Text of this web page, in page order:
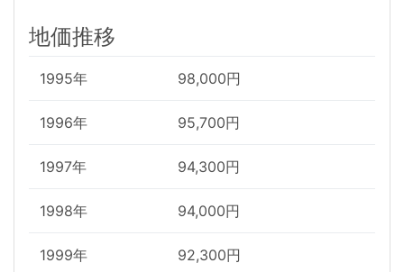
地価推移
1995年 98,000円
1996年 95,700円
1997年 94,300円
1998年 94,000円
1999年 92,300円